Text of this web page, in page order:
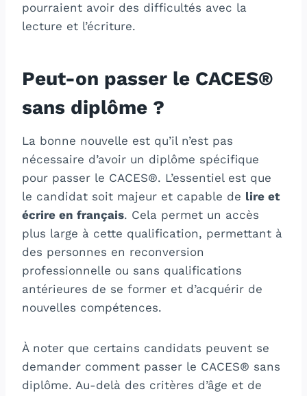
pourraient avoir des difficultés avec la
lecture et l’écriture.
Peut-on passer le CACES®
sans diplôme ?
La bonne nouvelle est qu’il n’est pas
nécessaire d’avoir un diplôme spécifique
pour passer le CACES®. L’essentiel est que
le candidat soit majeur et capable de lire et
écrire en français. Cela permet un accès
plus large à cette qualification, permettant à
des personnes en reconversion
professionnelle ou sans qualifications
antérieures de se former et d’acquérir de
nouvelles compétences.
À noter que certains candidats peuvent se
demander comment passer le CACES® sans
diplôme. Au-delà des critères d’âge et de